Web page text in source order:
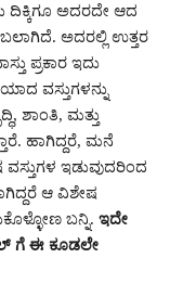
ದಿಕ್ಕಿಗೂ ಅದರದೇ ಆದ
ಅದರಲ್ಲಿ ಉತ್ತರ
ಪ್ರಕಾರ ಇದು
ವಸ್ತುಗಳನ್ನು
ಶಾಂತಿ, ಮತ್ತು
ಹಾಗಿದ್ದರೆ, ಮನೆ
ಇಡುವುದರಿಂದ
ಆ ವಿಶೇಷ
ಬನ್ನಿ. ಇದೇ
ಗೆ ಈ ಕೂಡಲೇ